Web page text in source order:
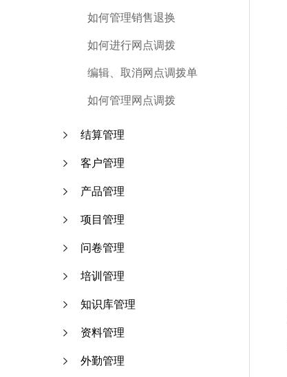
如何管理销售退换
如何进行网点调拨
编辑、取消网点调拨单
如何管理网点调拨
结算管理
客户管理
产品管理
项目管理
问卷管理
培训管理
知识库管理
资料管理
外勤管理